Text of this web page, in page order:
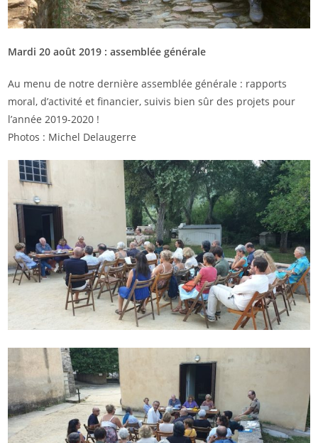
Mardi 20 août 2019 : assemblée générale
Au menu de notre dernière assemblée générale : rapports
moral, d’activité et financier, suivis bien sûr des projets pour
l’année 2019-2020 !
Photos : Michel Delaugerre